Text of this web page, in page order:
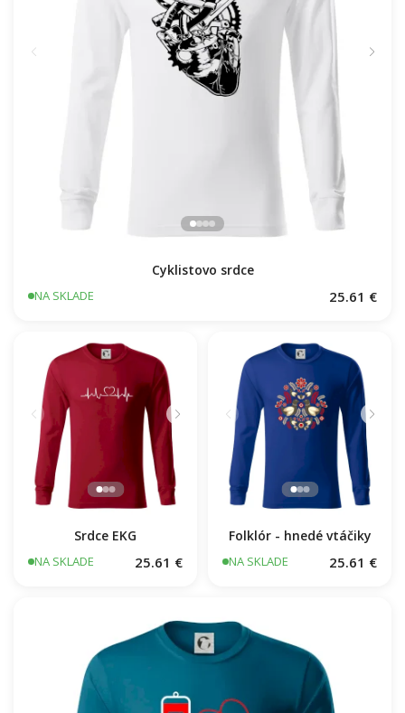
Cyklistovo srdce
NA SKLADE 25.61 €
Srdce EKG
NA SKLADE 25.61 €
Folklór - hnedé vtáčiky
NA SKLADE 25.61 €